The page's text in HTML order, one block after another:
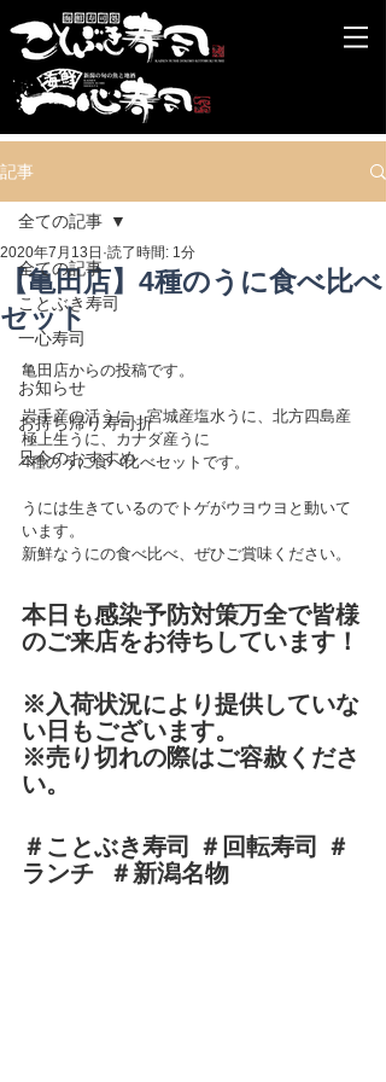
記事
全ての記事
ことぶき寿司
一心寿司
お知らせ
お持ち帰り寿司折
只今のおすすめ
全ての記事
【亀田店】4種のうに食べ比べ
セット
2020年7月13日 読了時間: 1分
亀田店からの投稿です。
岩手産の活うに、宮城産塩水うに、北方四島産
極上生うに、カナダ産うに
4種のうに食べ比べセットです。
うには生きているのでトゲがウヨウヨと動いて
います。
新鮮なうにの食べ比べ、ぜひご賞味ください。
本日も感染予防対策万全で皆様
のご来店をお待ちしています！
※入荷状況により提供していな
い日もございます。
※売り切れの際はご容赦くださ
い。
＃ことぶき寿司 ＃回転寿司 ＃
ランチ  ＃新潟名物